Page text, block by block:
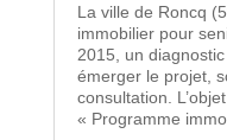
La ville de Roncq
immobilier pour
2015, un
émerger le projet,
consultation.
« Programme